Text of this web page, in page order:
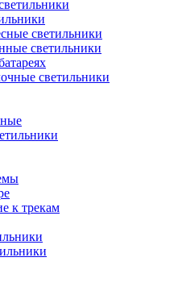
светильники
светильники
светильники
к трекам